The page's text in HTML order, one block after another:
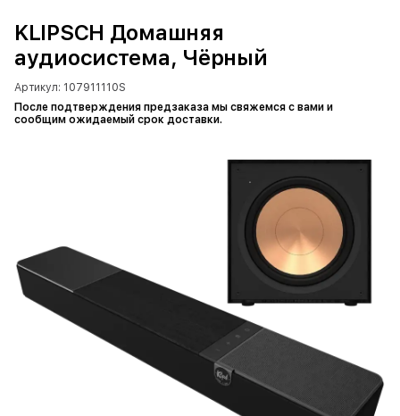
KLIPSCH Домашняя
аудиосистема, Чёрный
Артикул: 107911110S
После подтверждения предзаказа мы свяжемся с вами и
сообщим ожидаемый срок доставки.